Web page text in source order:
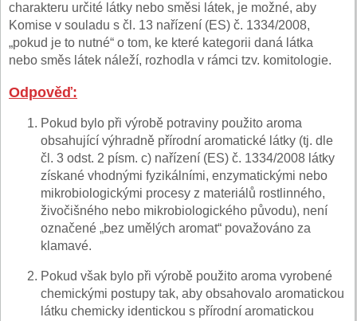
charakteru určité látky nebo směsi látek, je možné, aby
Komise v souladu s čl. 13 nařízení (ES) č. 1334/2008,
„pokud je to nutné“ o tom, ke které kategorii daná látka
nebo směs látek náleží, rozhodla v rámci tzv. komitologie.
Odpověď:
Pokud bylo při výrobě potraviny použito aroma
obsahující výhradně přírodní aromatické látky (tj. dle
čl. 3 odst. 2 písm. c) nařízení (ES) č. 1334/2008 látky
získané vhodnými fyzikálními, enzymatickými nebo
mikrobiologickými procesy z materiálů rostlinného,
živočišného nebo mikrobiologického původu), není
označené „bez umělých aromat“ považováno za
klamavé.
Pokud však bylo při výrobě použito aroma vyrobené
chemickými postupy tak, aby obsahovalo aromatickou
látku chemicky identickou s přírodní aromatickou